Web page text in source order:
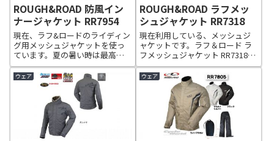
ROUGH&ROAD 防風イン
ナージャケット RR7954
現在、ラフ&ロードのライディン
グ用メッシュジャケットを使っ
ています。夏の暑い時は最高な
んですが、早朝や夜間のちょっ
と肌寒い時は同じくラフ&ロード
のモバイルウインドブレーカー
をインナーとして使っていま
す。このウインドブレーカーを
インナーとして...
ROUGH&ROAD ラフメッ
シュジャケット RR7318
現在利用している、メッシュジ
ャケットです。ラフ＆ロード ラ
フメッシュジャケット RR7318コ
ストパフォーマンスに秀でたメ
ッシュジャケット。セカンドジ
ャケットとしてはもちろん、オ
プションパッドを装着すればメ
インのジャケットとしても十分
使用可...
ウェア ウェア